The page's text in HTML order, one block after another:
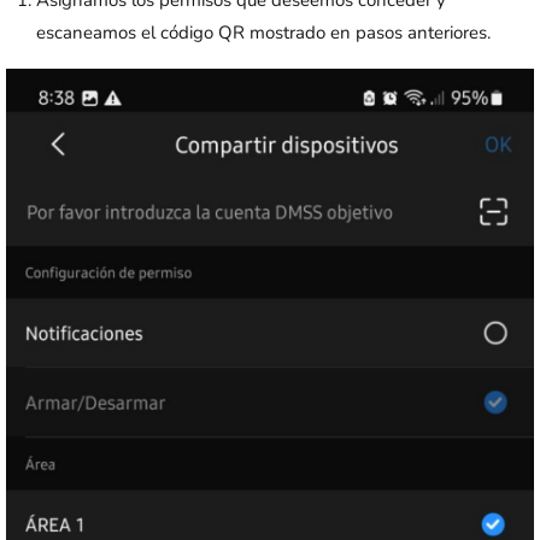
escaneamos el código QR mostrado en pasos anteriores.